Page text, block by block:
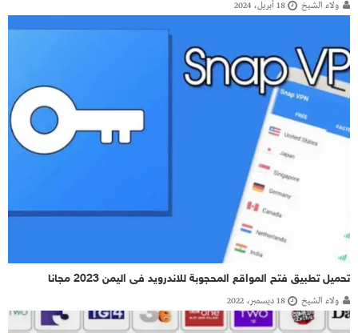
ولاء الشيخ 18 أبريل، 2024
تحميل تطبيق فتح المواقع المحجوبة للاندرويد فى اليمن 2023 مجانا
ولاء الشيخ 18 ديسمبر، 2022